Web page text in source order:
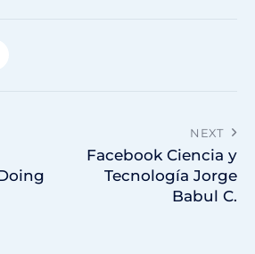
NEXT
Facebook Ciencia y
Tecnología Jorge
Babul C.